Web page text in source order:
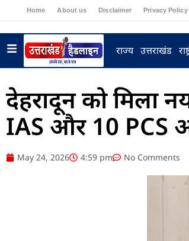
Home About us Disclaimer Privacy Policy
राज्य उत्तराखंड
देहरादून को मिला
IAS और 10 PCS
May 24, 2026 4:59 pm No Comments